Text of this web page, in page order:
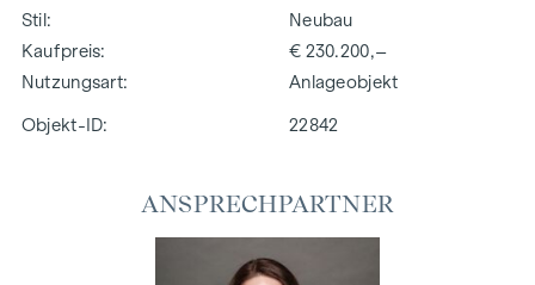
Stil
Neubau
Kaufpreis
€ 230.200,–
Nutzungsart
Anlageobjekt
Objekt-ID: 22842
ANSPRECHPARTNER